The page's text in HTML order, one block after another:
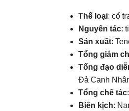
Thể loại: cổ
Nguyên tác:
Sản xuất:
Tổng giám
Tổng đạo
Đả Canh
Tổng chế tác
Biên kịch: